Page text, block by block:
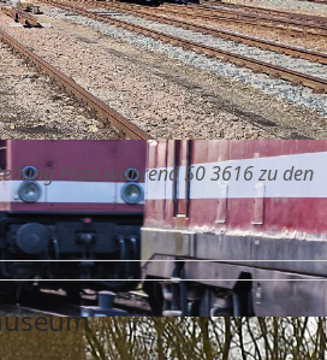
Platz während 50 3616 zu den